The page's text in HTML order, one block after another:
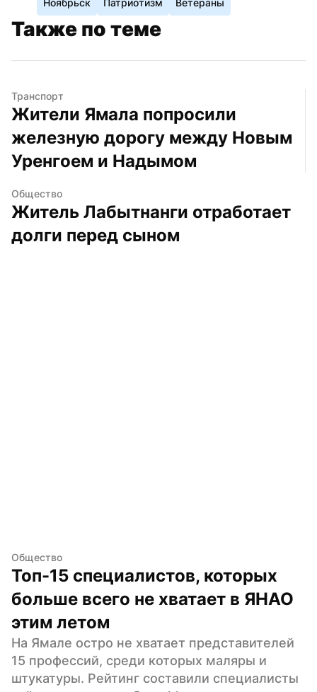
Также по теме
Транспорт
Жители Ямала попросили
железную дорогу между Новым
Уренгоем и Надымом
Общество
Житель Лабытнанги отработает
долги перед сыном
Общество
Топ-15 специалистов, которых
больше всего не хватает в ЯНАО
этим летом
На Ямале остро не хватает представителей
15 профессий, среди которых маляры и
штукатуры. Рейтинг составили специалисты